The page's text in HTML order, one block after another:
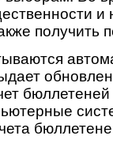
получить